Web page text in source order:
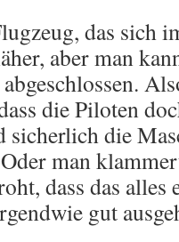
das sich
aber man
die Piloten
sicherlich die
man
dass das alles
gut